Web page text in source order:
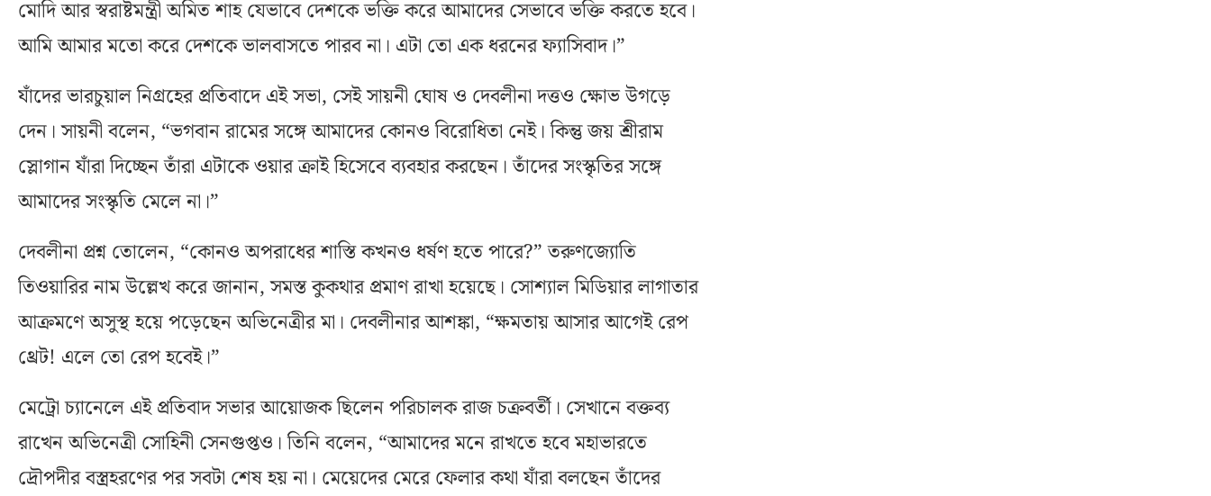
মোদি আর স্বরাষ্টমন্ত্রী অমিত শাহ যেভাবে দেশকে ভক্তি করে আমাদের সেভাবে ভক্তি করতে হবে।
আমি আমার মতো করে দেশকে ভালবাসতে পারব না। এটা তো এক ধরনের ফ্যাসিবাদ।”
যাঁদের ভারচুয়াল নিগ্রহের প্রতিবাদে এই সভা, সেই সায়নী ঘোষ ও দেবলীনা দত্তও ক্ষোভ উগড়ে
দেন। সায়নী বলেন, “ভগবান রামের সঙ্গে আমাদের কোনও বিরোধিতা নেই। কিন্তু জয় শ্রীরাম
স্লোগান যাঁরা দিচ্ছেন তাঁরা এটাকে ওয়ার ক্রাই হিসেবে ব্যবহার করছেন। তাঁদের সংস্কৃতির সঙ্গে
আমাদের সংস্কৃতি মেলে না।”
দেবলীনা প্রশ্ন তোলেন, “কোনও অপরাধের শাস্তি কখনও ধর্ষণ হতে পারে?” তরুণজ্যোতি
তিওয়ারির নাম উল্লেখ করে জানান, সমস্ত কুকথার প্রমাণ রাখা হয়েছে। সোশ্যাল মিডিয়ার লাগাতার
আক্রমণে অসুস্থ হয়ে পড়েছেন অভিনেত্রীর মা। দেবলীনার আশঙ্কা, “ক্ষমতায় আসার আগেই রেপ
থ্রেট! এলে তো রেপ হবেই।”
মেট্রো চ্যানেলে এই প্রতিবাদ সভার আয়োজক ছিলেন পরিচালক রাজ চক্রবর্তী। সেখানে বক্তব্য
রাখেন অভিনেত্রী সোহিনী সেনগুপ্তও। তিনি বলেন, “আমাদের মনে রাখতে হবে মহাভারতে
দ্রৌপদীর বস্ত্রহরণের পর সবটা শেষ হয় না। মেয়েদের মেরে ফেলার কথা যাঁরা বলছেন তাঁদের